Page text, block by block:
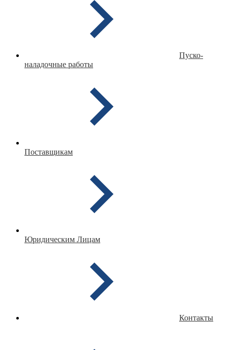
Пуско-
наладочные работы
Поставщикам
Юридическим Лицам
Контакты